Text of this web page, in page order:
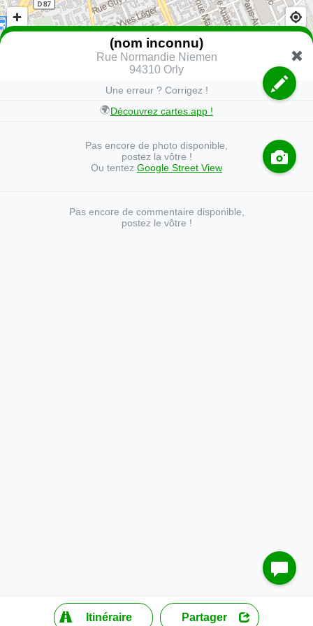
MapLibre OpenStreetMap contributors
(nom inconnu)
Rue Normandie Niemen
94310 Orly
Une erreur ? Corrigez !
🌍Découvrez cartes.app !
Pas encore de photo disponible,
postez la vôtre !
Ou tentez Google Street View
Pas encore de commentaire disponible,
postez le vôtre !
Itinéraire Partager